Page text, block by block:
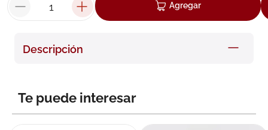
Agregar
Descripción
Te puede interesar
cerave
7. isdin
9 megacistin
10.pañales